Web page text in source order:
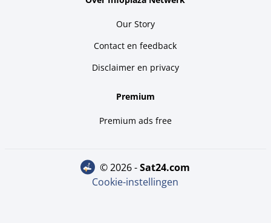
Our Story
Contact en feedback
Disclaimer en privacy
Premium
Premium ads free
© 2026 - sat24.com
Cookie-instellingen